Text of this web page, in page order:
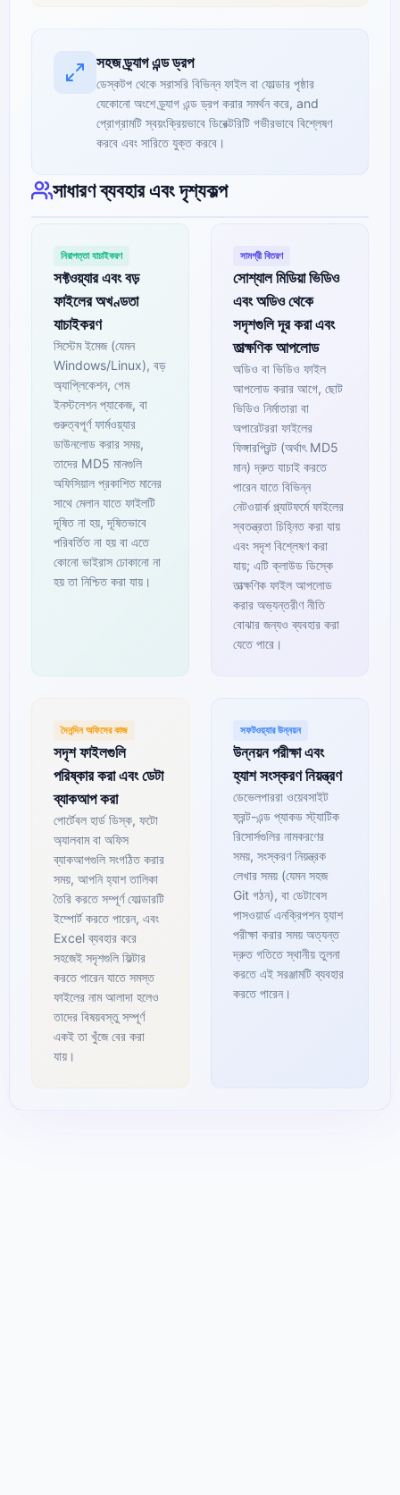
সহজ ড্র্যাগ এন্ড ড্রপ
ডেস্কটপ থেকে সরাসরি বিভিন্ন ফাইল বা ফোল্ডার পৃষ্ঠার
যেকোনো অংশে ড্র্যাগ এন্ড ড্রপ করার সমর্থন করে, and
প্রোগ্রামটি স্বয়ংক্রিয়ভাবে ডিরেক্টরিটি গভীরভাবে বিশ্লেষণ
করবে এবং সারিতে যুক্ত করবে।
সাধারণ ব্যবহার এবং দৃশ্যকল্প
নিরাপত্তা যাচাইকরণ
সফ্টওয়্যার এবং বড়
ফাইলের অখণ্ডতা
যাচাইকরণ
সিস্টেম ইমেজ (যেমন
Windows/Linux), বড়
অ্যাপ্লিকেশন, গেম
ইনস্টলেশন প্যাকেজ, বা
গুরুত্বপূর্ণ ফার্মওয়্যার
ডাউনলোড করার সময়,
তাদের MD5 মানগুলি
অফিসিয়াল প্রকাশিত মানের
সাথে মেলান যাতে ফাইলটি
দূষিত না হয়, দূষিতভাবে
পরিবর্তিত না হয় বা এতে
কোনো ভাইরাস ঢোকানো না
হয় তা নিশ্চিত করা যায়।
সামগ্রী বিতরণ
সোশ্যাল মিডিয়া ভিডিও
এবং অডিও থেকে
সদৃশগুলি দূর করা এবং
তাত্ক্ষণিক আপলোড
অডিও বা ভিডিও ফাইল
আপলোড করার আগে, ছোট
ভিডিও নির্মাতারা বা
অপারেটররা ফাইলের
ফিঙ্গারপ্রিন্ট (অর্থাৎ MD5
মান) দ্রুত যাচাই করতে
পারেন যাতে বিভিন্ন
নেটওয়ার্ক প্ল্যাটফর্মে ফাইলের
স্বতন্ত্রতা চিহ্নিত করা যায়
এবং সদৃশ বিশ্লেষণ করা
যায়; এটি ক্লাউড ডিস্কে
তাত্ক্ষণিক ফাইল আপলোড
করার অভ্যন্তরীণ নীতি
বোঝার জন্যও ব্যবহার করা
যেতে পারে।
দৈনন্দিন অফিসের কাজ
সদৃশ ফাইলগুলি
পরিষ্কার করা এবং ডেটা
ব্যাকআপ করা
পোর্টেবল হার্ড ডিস্ক, ফটো
অ্যালবাম বা অফিস
ব্যাকআপগুলি সংগঠিত করার
সময়, আপনি হ্যাশ তালিকা
তৈরি করতে সম্পূর্ণ ফোল্ডারটি
ইম্পোর্ট করতে পারেন, এবং
Excel ব্যবহার করে
সহজেই সদৃশগুলি ফিল্টার
করতে পারেন যাতে সমস্ত
ফাইলের নাম আলাদা হলেও
তাদের বিষয়বস্তু সম্পূর্ণ
একই তা খুঁজে বের করা
যায়।
সফটওয়্যার উন্নয়ন
উন্নয়ন পরীক্ষা এবং
হ্যাশ সংস্করণ নিয়ন্ত্রণ
ডেভেলপাররা ওয়েবসাইট
ফ্রন্ট-এন্ড প্যাকড স্ট্যাটিক
রিসোর্সগুলির নামকরণের
সময়, সংস্করণ নিয়ন্ত্রক
লেখার সময় (যেমন সহজ
Git গঠন), বা ডেটাবেস
পাসওয়ার্ড এনক্রিপশন হ্যাশ
পরীক্ষা করার সময় অত্যন্ত
দ্রুত গতিতে স্থানীয় তুলনা
করতে এই সরঞ্জামটি ব্যবহার
করতে পারেন।